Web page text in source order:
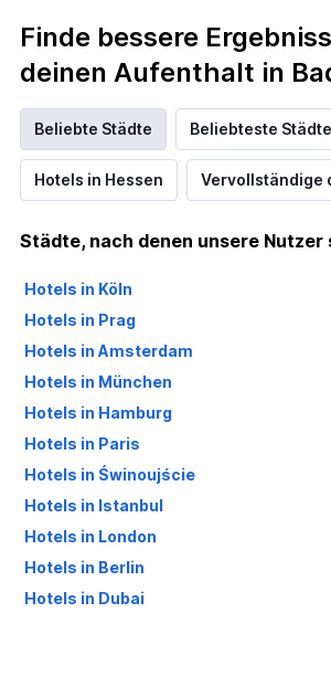
Finde bessere
deinen Aufenthalt in
Beliebte Städte Beliebteste Städte
Hotels in Hessen Vervollständige
Städte, nach denen unsere Nutzer
Hotels in Köln
Hotels in Prag
Hotels in Amsterdam
Hotels in München
Hotels in Hamburg
Hotels in Paris
Hotels in Świnoujście
Hotels in Istanbul
Hotels in London
Hotels in Berlin
Hotels in Dubai